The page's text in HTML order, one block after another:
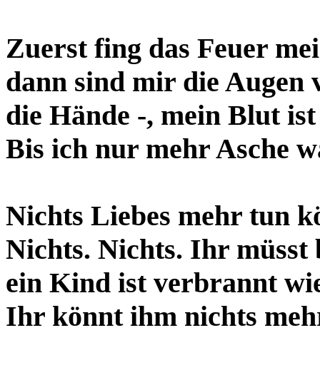
Zuerst fing das Feuer
dann sind mir die Augen
die Hände -, mein Blut
Bis ich nur mehr Asche
Nichts Liebes mehr tun
Nichts. Nichts. Ihr müsst
ein Kind ist verbrannt
Ihr könnt ihm nichts